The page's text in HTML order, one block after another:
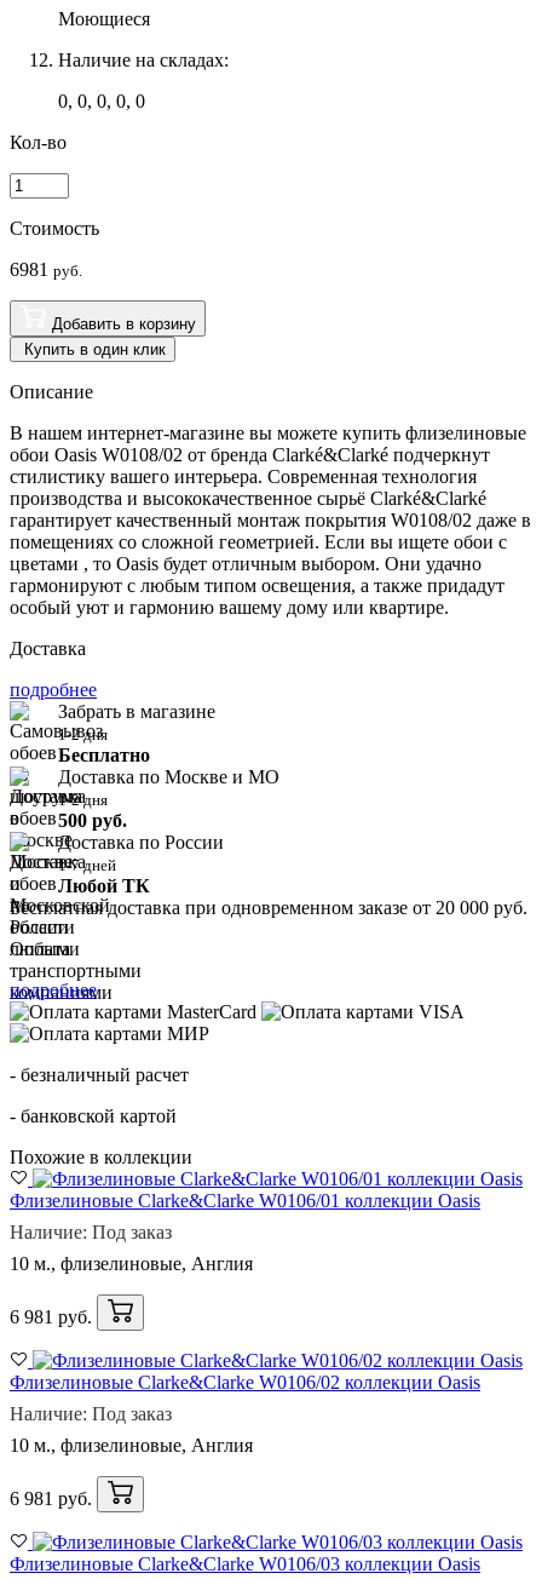
Моющиеся
Наличие на складах:
0, 0, 0, 0, 0
Кол-во
Стоимость
6981 руб.
Добавить в корзину
Купить в один клик
Описание
В нашем интернет-магазине вы можете купить флизелиновые
обои Oasis W0108/02 от бренда Clarké&Clarké подчеркнут
стилистику вашего интерьера. Современная технология
производства и высококачественное сырьё Clarké&Clarké
гарантирует качественный монтаж покрытия W0108/02 даже в
помещениях со сложной геометрией. Если вы ищете обои с
цветами , то Oasis будет отличным выбором. Они удачно
гармонируют с любым типом освещения, а также придадут
особый уют и гармонию вашему дому или квартире.
Доставка
подробнее
Забрать в магазине
1-2 дня
Бесплатно
Доставка по Москве и МО
1-2 дня
500 руб.
Доставка по России
1-7 дней
Любой ТК
Бесплатная доставка при одновременном заказе от 20 000 руб.
Оплата
подробнее
- безналичный расчет
- банковской картой
Похожие в коллекции
Флизелиновые Clarke&Clarke W0106/01 коллекции Oasis
Наличие: Под заказ
10 м., флизелиновые, Англия
6 981 руб.
Флизелиновые Clarke&Clarke W0106/02 коллекции Oasis
Наличие: Под заказ
10 м., флизелиновые, Англия
6 981 руб.
Флизелиновые Clarke&Clarke W0106/03 коллекции Oasis